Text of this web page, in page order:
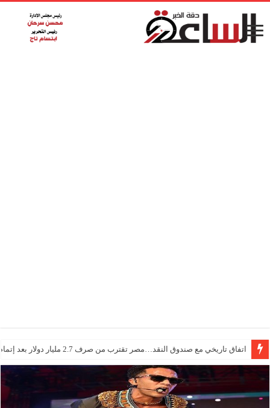
اتفاق تاريخي مع صندوق النقد…مصر تقترب من صرف 2.7 مليار دولار بعد إتمام المراجعتين
درجات الحرارة اليوم في مصر… أجواء باردة مع أمطار خفيفة